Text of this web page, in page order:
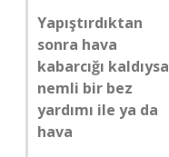
Yapıştırdıktan
sonra hava
kabarcığı kaldıysa
nemli bir bez
yardımı ile ya da
hava